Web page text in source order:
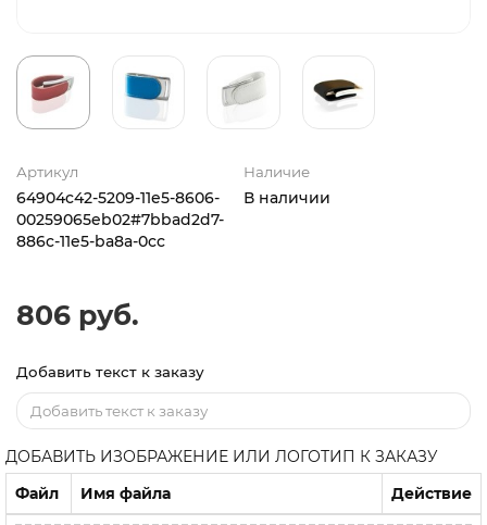
Артикул
64904c42-5209-11e5-8606-
00259065eb02#7bbad2d7-
886c-11e5-ba8a-0cc
Наличие
В наличии
806 руб.
Добавить текст к заказу
ДОБАВИТЬ ИЗОБРАЖЕНИЕ ИЛИ ЛОГОТИП К ЗАКАЗУ
Файл
Имя файла Действие